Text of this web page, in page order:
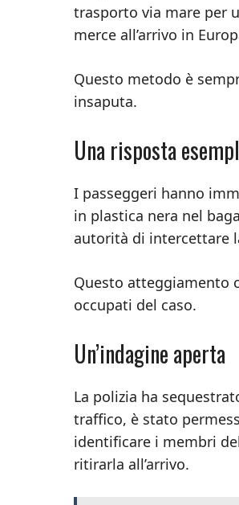
trasporto via mare per
merce all’arrivo in
Questo metodo è
insaputa.
Una risposta
I passeggeri hanno
in plastica nera nel
autorità di intercettare
Questo atteggiamento
occupati del caso.
Un’indagine aperta
La polizia ha
traffico, è stato
identificare i membri
ritirarla all’arrivo.